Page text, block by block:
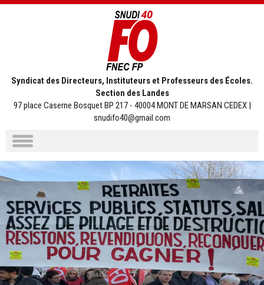
Syndicat des Directeurs, Instituteurs et Professeurs des Écoles.
Section des Landes
97 place Caserne Bosquet BP 217 - 40004 MONT DE MARSAN CEDEX |
snudifo40@gmail.com
Aller
au
contenu